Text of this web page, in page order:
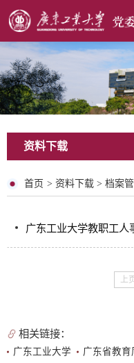
资料下载
首页 > 资料下载 > 档案
上
相关链接：
广东工业大学 广东省教育